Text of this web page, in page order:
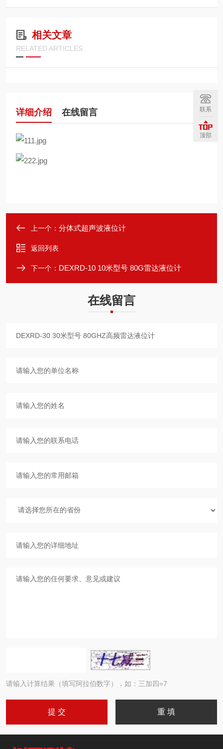
相关文章
RELATED ARTICLES
详细介绍 在线留言
上一个： 分体式超声波液位计
返回列表
下一个： DEXRD-10 10米型号 80G雷达液位计
在线留言
请输入计算结果（填写阿拉伯数字），如：三加四=7
联系
顶部